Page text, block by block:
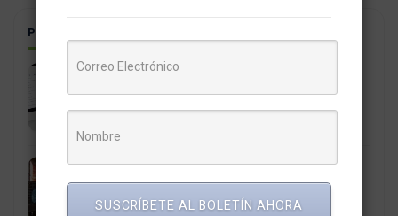
POSTS RELACIONADOS
correo institucional gubernamental
4 agosto, 2026
click
21 julio, 2026
SUSCRÍBETE AL BOLETÍN AHORA